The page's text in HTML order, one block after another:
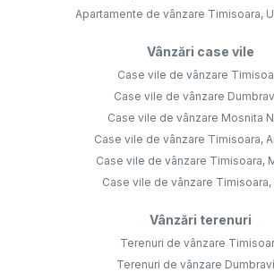
Apartamente de vânzare Timisoara,
Vânzări case vile
Case vile de vânzare
Case vile de vânzare
Case vile de vânzare Mosnita
Case vile de vânzare Timisoara,
Case vile de vânzare Timisoara,
Case vile de vânzare Timisoara,
Vânzări terenuri
Terenuri de vânzare
Terenuri de vânzare